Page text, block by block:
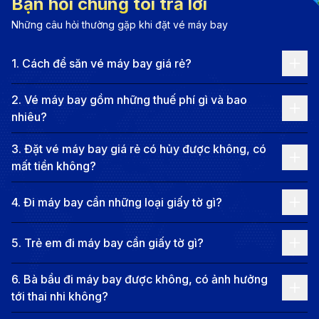
gian chờ quá cảnh. Một số chuyến bay có thời gian
nối chuyến ngắn, giúp hành khách đến nơi nhanh
hơn, trong khi các hành trình dài hơn có thể kéo
dài do thời gian chờ giữa các chặng.
Các điểm quá cảnh phổ biến trên chặng bay này
bao gồm Đà Nẵng (DAD), Hà Nội (HAN), Thượng
Hải (PVG) và Bangkok (BKK).
Các hãng hàng không khai thác vé máy
Một số hãng hàng không khai thác tuyến bay từ Cần
Thơ đến Thâm Quyến với ít nhất một điểm quá cảnh,
cụ thể:
Vietnam Airlines
: Khi lựa chọn hãng hàng không
quốc gia Việt Nam, hành khách được tận hưởng
Những câu hỏi thường gặp khi đặt vé máy bay
1. Cách để săn vé máy bay giá rẻ?
2. Vé máy bay gồm những thuế phí gì và bao
nhiêu?
3. Đặt vé máy bay giá rẻ có hủy được không, có
mất tiền không?
4. Đi máy bay cần những loại giấy tờ gì?
5. Trẻ em đi máy bay cần giấy tờ gì?
6. Bà bầu đi máy bay được không, có ảnh hưởng
tới thai nhi không?